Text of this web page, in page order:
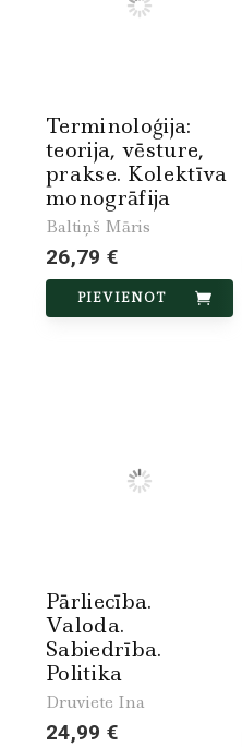
Terminoloģija:
teorija, vēsture,
prakse. Kolektīva
monogrāfija
Baltiņš Māris
26,79 €
PIEVIENOT
Pārliecība.
Valoda.
Sabiedrība.
Politika
Druviete Ina
24,99 €